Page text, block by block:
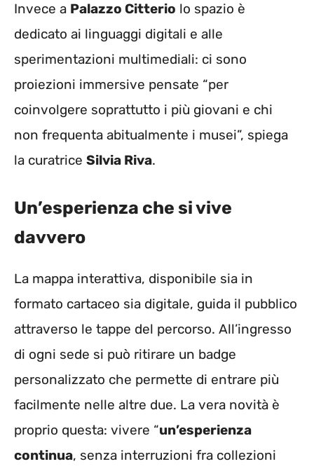
Invece a Palazzo Citterio lo spazio è
dedicato ai linguaggi digitali e alle
sperimentazioni multimediali: ci sono
proiezioni immersive pensate “per
coinvolgere soprattutto i più giovani e chi
non frequenta abitualmente i musei”, spiega
la curatrice Silvia Riva.
Un’esperienza che si vive
davvero
La mappa interattiva, disponibile sia in
formato cartaceo sia digitale, guida il pubblico
attraverso le tappe del percorso. All’ingresso
di ogni sede si può ritirare un badge
personalizzato che permette di entrare più
facilmente nelle altre due. La vera novità è
proprio questa: vivere “un’esperienza
continua, senza interruzioni fra collezioni